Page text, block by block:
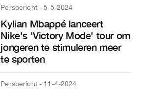
Persbericht - 5-5-2024
Kylian Mbappé lanceert
Nike's 'Victory Mode' tour om
jongeren te stimuleren meer
te sporten
Persbericht - 11-4-2024